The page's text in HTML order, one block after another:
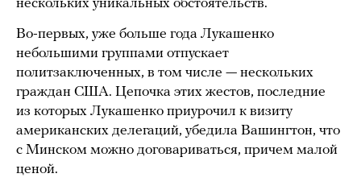
нескольких уникальных обстоятельств.
Во-первых, уже больше года Лукашенко
небольшими группами отпускает
политзаключенных, в том числе — нескольких
граждан США. Цепочка этих жестов, последние
из которых Лукашенко приурочил к визиту
американских делегаций, убедила Вашингтон, что
с Минском можно договариваться, причем малой
ценой.